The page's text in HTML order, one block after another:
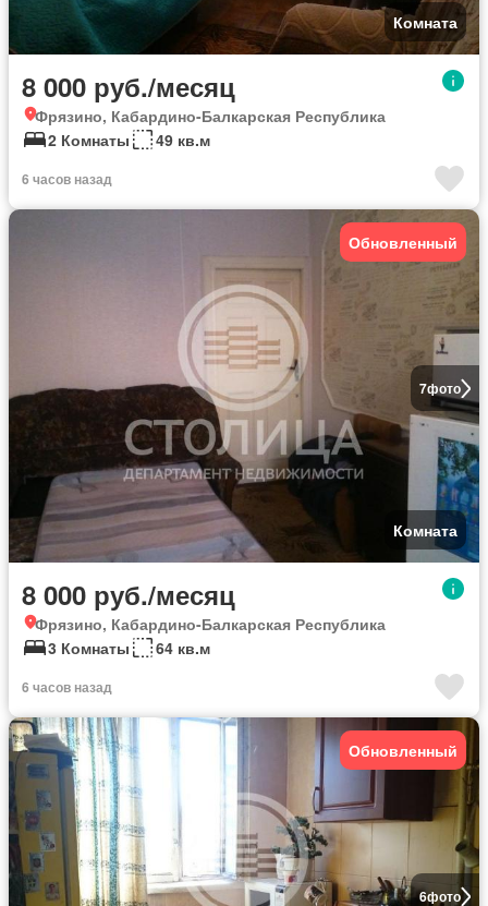
Комната
8 000 руб./месяц
Фрязино, Кабардино-Балкарская Республика
2 Комнаты
49 кв.м
6 часов назад
7фото
Обновленный
Комната
8 000 руб./месяц
Фрязино, Кабардино-Балкарская Республика
3 Комнаты
64 кв.м
6 часов назад
6фото
Обновленный